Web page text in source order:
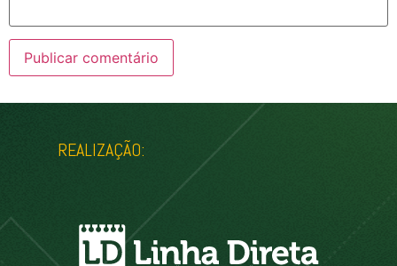
REALIZAÇÃO: